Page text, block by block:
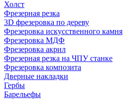
Холст
Фрезерная резка
3D фрезеровка по дереву
Фрезеровка искусственного камня
Фрезеровка МДФ
Фрезеровка акрил
Фрезерная резка на ЧПУ станке
Фрезеровка композита
Дверные накладки
Гербы
Барельефы